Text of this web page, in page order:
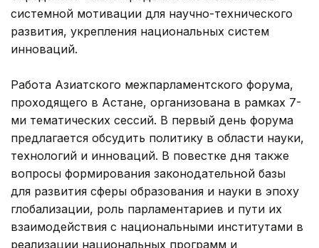
системной мотивации для научно-технического
развития, укрепления национальных систем
инноваций.
Работа Азиатского межпарламентского форума,
проходящего в Астане, организована в рамках 7-
ми тематических сессий. В первый день форума
предлагается обсудить политику в области науки,
технологий и инноваций. В повестке дня также
вопросы формирования законодательной базы
для развития сферы образования и науки в эпоху
глобализации, роль парламентариев и пути их
взаимодействия с национальными институтами в
реализации национальных программ и